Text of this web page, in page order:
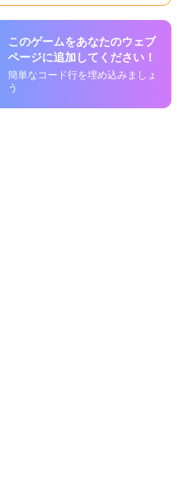
このゲームをあなたのウェブ
ページに追加してください！
簡単なコード行を埋め込みましょ
う